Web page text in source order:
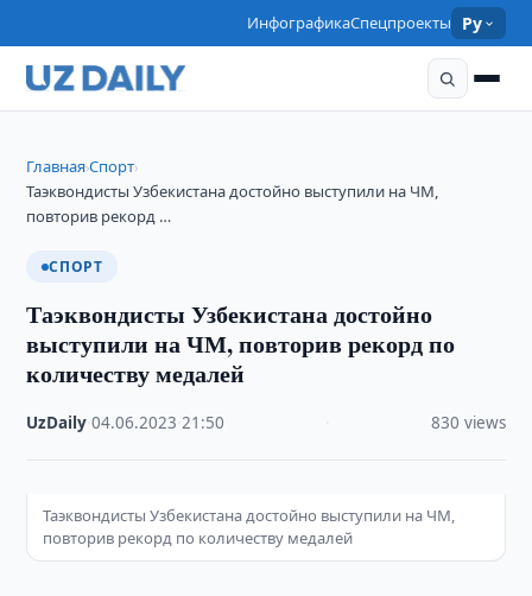
ИнфографикаСпецпроекты Ру
Главная›Спорт›
Таэквондисты Узбекистана достойно выступили на ЧМ,
повторив рекорд …
СПОРТ
Таэквондисты Узбекистана достойно
выступили на ЧМ, повторив рекорд по
количеству медалей
UzDaily ·04.06.2023 ·21:50 830 views
Таэквондисты Узбекистана достойно выступили на ЧМ,
повторив рекорд по количеству медалей